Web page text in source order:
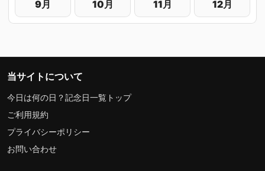
9月 10月 11月 12月
当サイトについて
今日は何の日？記念日一覧トップ
ご利用規約
プライバシーポリシー
お問い合わせ